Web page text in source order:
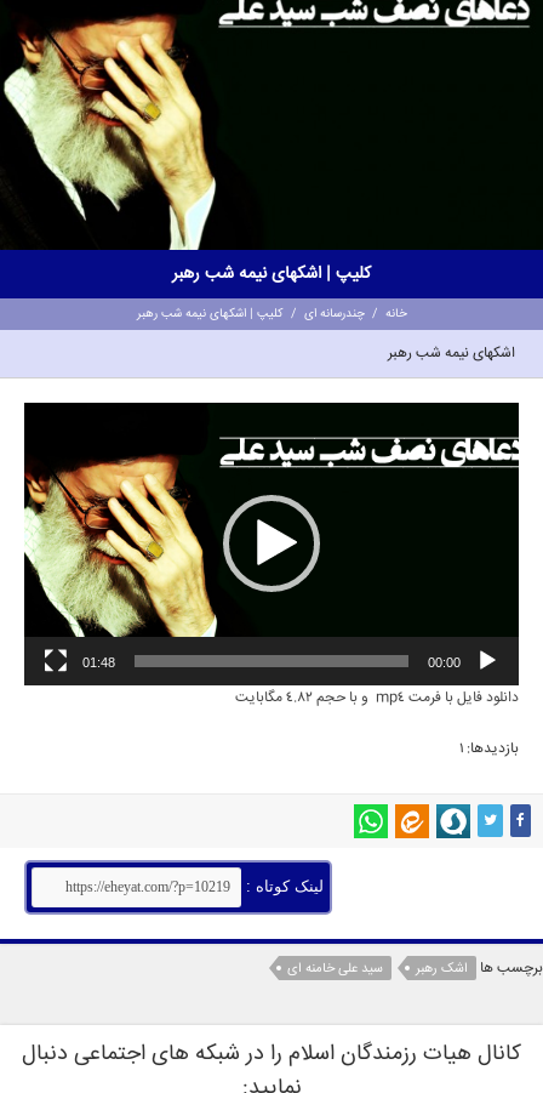
کلیپ | اشکهای نیمه شب رهبر
خانه / چندرسانه ای / کلیپ | اشکهای نیمه شب رهبر
اشکهای نیمه شب رهبر
00:00
01:48
دانلود فایل با فرمت mp4 و با حجم 4.82 مگابایت
بازدیدها: 1
لینک کوتاه :
برچسب ها اشک رهبر سید علی خامنه ای
کانال هیات رزمندگان اسلام را در شبکه های اجتماعی دنبال